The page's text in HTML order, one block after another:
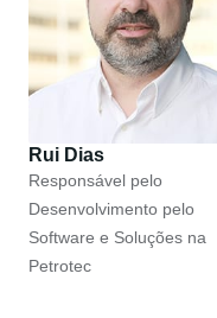
Rui Dias
Responsável pelo
Desenvolvimento pelo
Software e Soluções na
Petrotec